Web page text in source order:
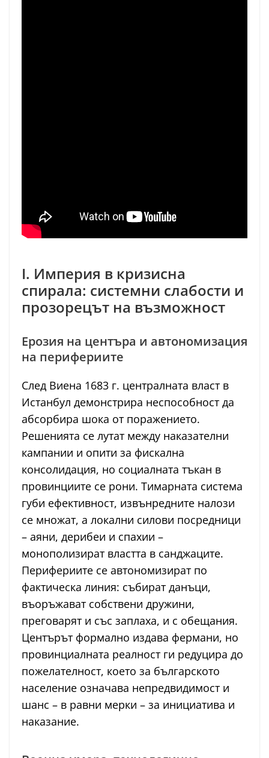
I. Империя в кризисна
спирала: системни слабости и
прозорецът на възможност
Ерозия на центъра и автономизация
на перифериите
След Виена 1683 г. централната власт в
Истанбул демонстрира неспособност да
абсорбира шока от поражението.
Решенията се лутат между наказателни
кампании и опити за фискална
консолидация, но социалната тъкан в
провинциите се рони. Тимарната система
губи ефективност, извънредните налози
се множат, а локални силови посредници
– аяни, дерибеи и спахии –
монополизират властта в санджаците.
Перифериите се автономизират по
фактическа линия: събират данъци,
въоръжават собствени дружини,
преговарят и със заплаха, и с обещания.
Центърът формално издава фермани, но
провинциалната реалност ги редуцира до
пожелателност, което за българското
население означава непредвидимост и
шанс – в равни мерки – за инициатива и
наказание.